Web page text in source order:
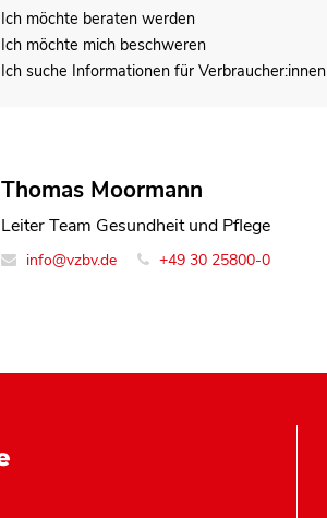
Ich möchte beraten werden
Ich möchte mich beschweren
Ich suche Informationen für Verbraucher:innen
Thomas Moormann
Leiter Team Gesundheit und Pflege
info@vzbv.de +49 30 25800-0